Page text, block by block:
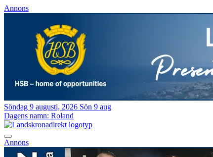
Annons
Söndag 9 augusti, 2026 Sön 9 aug
Dagens namn: Roland
Annons